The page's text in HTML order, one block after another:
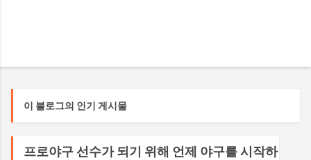
이 블로그의 인기 게시물
프로야구 선수가 되기 위해 언제 야구를 시작하